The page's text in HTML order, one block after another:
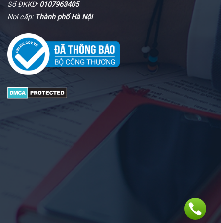
Số ĐKKD:0107963405
Nơi cấp: Thành phố Hà Nội